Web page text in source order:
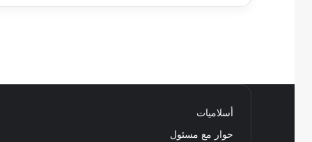
أسلاميات
حوار مع مسئول